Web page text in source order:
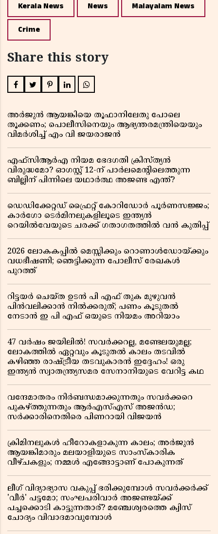
Kerala News News Malayalam News
Crime
Share this story
അർജുൻ ആയങ്കിയെ തൂഫാനിലേതു പോലെ
തൂക്കണം; പൊലീസിനെയും ആഭ്യന്തരമന്ത്രിയെയും
വിമർശിച്ച് എം വി ജയരാജൻ
എഫ്സിആർഎ നിയമ ഭേദഗതി ക്രിസ്ത്യൻ
വിരുദ്ധമോ? ഓഗസ്റ്റ് 12-ന് പാർലമെന്റിലെത്തുന്ന
ബില്ലിന് പിന്നിലെ യഥാർത്ഥ അജണ്ട എന്ത്?
ഡെഡിക്കേറ്റഡ് ഫ്രൈറ്റ് കോറിഡോർ പൂർണസജ്ജം;
കാർഗോ ടെർമിനലുകളിലൂടെ ഇന്ത്യൻ
റെയിൽവേയുടെ ചരക്ക് ഗതാഗതത്തിൽ വൻ കുതിപ്പ്
2026 ലോകകപ്പിൽ മെസ്സിക്കും റൊണാൾഡോയ്ക്കും
വധഭീഷണി; ഞെട്ടിക്കുന്ന പോലീസ് രേഖകൾ
പുറത്ത്
റിട്ടയർ ചെയ്ത ഉടൻ പി എഫ് തുക മുഴുവൻ
പിൻവലിക്കാൻ നിൽക്കരുത്; പണം കൂടുതൽ
നേടാൻ ഇ പി എഫ് ഒയുടെ നിയമം അറിയാം
47 വർഷം ജയിലിൽ! സവർക്കറല്ല, മണ്ടേലയുമല്ല;
ലോകത്തിൽ ഏറ്റവും കൂടുതൽ കാലം തടവിൽ
കഴിഞ്ഞ രാഷ്ട്രീയ തടവുകാരൻ ഇദ്ദേഹം! ഒരു
ഇന്ത്യൻ സ്വാതന്ത്ര്യസമര സേനാനിയുടെ വേറിട്ട കഥ
വന്ദേമാതരം നിർബന്ധമാക്കുന്നതും സവർക്കറെ
പുകഴ്ത്തുന്നതും ആർഎസ്എസ് അജൻഡ;
സർക്കാരിനെതിരെ പിണറായി വിജയൻ
ക്രിമിനലുകൾ ഹീറോകളാകുന്ന കാലം; അർജുൻ
ആയങ്കിമാരും മലയാളിയുടെ സാംസ്കാരിക
വീഴ്ചകളും; നമ്മൾ എങ്ങോട്ടാണ് പോകുന്നത്
ലീഗ് വിദ്യാഭ്യാസ വകുപ്പ് ഭരിക്കുമ്പോൾ സവർക്കർക്ക്
'വീർ' പട്ടമോ; സംഘപരിവാർ അജണ്ടയ്ക്ക്
പച്ചക്കൊടി കാട്ടുന്നതാര്? മഞ്ചേശ്വരത്തെ ക്വിസ്
ചോദ്യം വിവാദമാവുമ്പോൾ